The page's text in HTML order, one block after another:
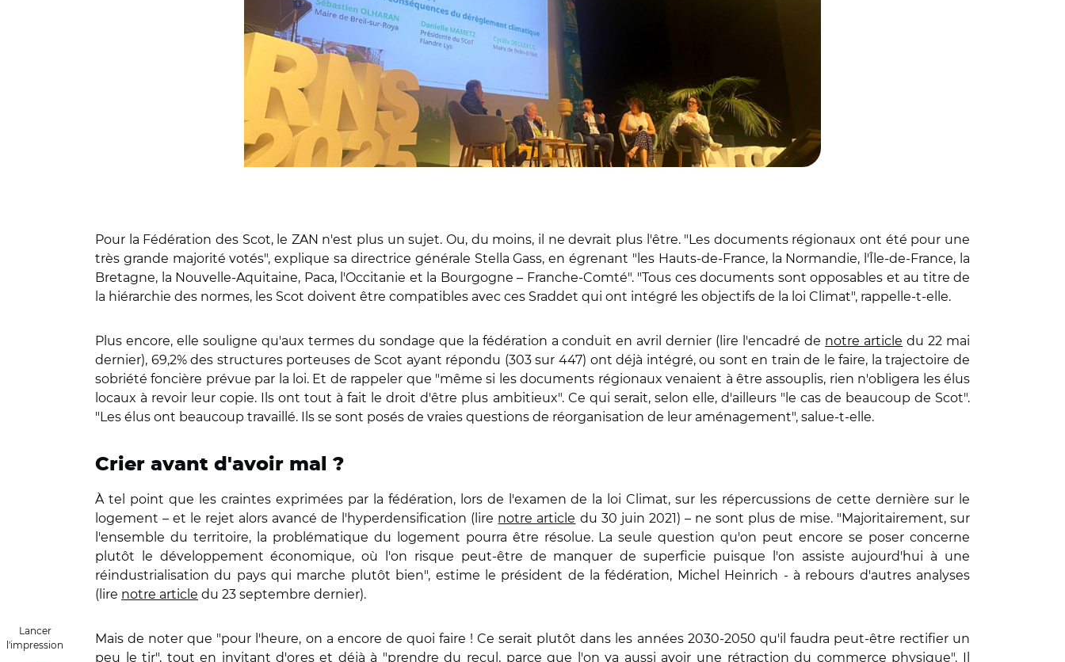
Lancer
l'impression
Pour la Fédération des Scot, le ZAN n'est plus un sujet. Ou, du moins, il ne devrait plus l'être. "Les documents régionaux ont été pour une
très grande majorité votés", explique sa directrice générale Stella Gass, en égrenant "les Hauts-de-France, la Normandie, l'Île-de-France, la
Bretagne, la Nouvelle-Aquitaine, Paca, l'Occitanie et la Bourgogne – Franche-Comté". "Tous ces documents sont opposables et au titre de
la hiérarchie des normes, les Scot doivent être compatibles avec ces Sraddet qui ont intégré les objectifs de la loi Climat", rappelle-t-elle.
Plus encore, elle souligne qu'aux termes du sondage que la fédération a conduit en avril dernier (lire l'encadré de notre article du 22 mai
dernier), 69,2% des structures porteuses de Scot ayant répondu (303 sur 447) ont déjà intégré, ou sont en train de le faire, la trajectoire de
sobriété foncière prévue par la loi. Et de rappeler que "même si les documents régionaux venaient à être assouplis, rien n'obligera les élus
locaux à revoir leur copie. Ils ont tout à fait le droit d'être plus ambitieux". Ce qui serait, selon elle, d'ailleurs "le cas de beaucoup de Scot".
"Les élus ont beaucoup travaillé. Ils se sont posés de vraies questions de réorganisation de leur aménagement", salue-t-elle.
Crier avant d'avoir mal ?
À tel point que les craintes exprimées par la fédération, lors de l'examen de la loi Climat, sur les répercussions de cette dernière sur le
logement – et le rejet alors avancé de l'hyperdensification (lire notre article du 30 juin 2021) – ne sont plus de mise. "Majoritairement, sur
l'ensemble du territoire, la problématique du logement pourra être résolue. La seule question qu'on peut encore se poser concerne
plutôt le développement économique, où l'on risque peut-être de manquer de superficie puisque l'on assiste aujourd'hui à une
réindustrialisation du pays qui marche plutôt bien", estime le président de la fédération, Michel Heinrich - à rebours d'autres analyses
(lire notre article du 23 septembre dernier).
Mais de noter que "pour l'heure, on a encore de quoi faire ! Ce serait plutôt dans les années 2030-2050 qu'il faudra peut-être rectifier un
peu le tir", tout en invitant d'ores et déjà à "prendre du recul, parce que l'on va aussi avoir une rétraction du commerce physique". Il